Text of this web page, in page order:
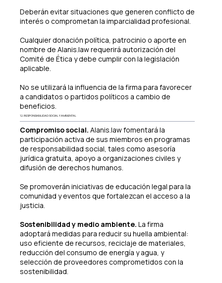
Deberán evitar situaciones que generen conflicto de
interés o comprometan la imparcialidad profesional.
Cualquier donación política, patrocinio o aporte en
nombre de Alanis.law requerirá autorización del
Comité de Ética y debe cumplir con la legislación
aplicable.
No se utilizará la influencia de la firma para favorecer
a candidatos o partidos políticos a cambio de
beneficios.
12. RESPONSABILIDAD SOCIAL Y AMBIENTAL
Compromiso social. Alanis.law fomentará la
participación activa de sus miembros en programas
de responsabilidad social, tales como asesoría
jurídica gratuita, apoyo a organizaciones civiles y
difusión de derechos humanos.
Se promoverán iniciativas de educación legal para la
comunidad y eventos que fortalezcan el acceso a la
justicia.
Sostenibilidad y medio ambiente. La firma
adoptará medidas para reducir su huella ambiental:
uso eficiente de recursos, reciclaje de materiales,
reducción del consumo de energía y agua, y
selección de proveedores comprometidos con la
sostenibilidad.